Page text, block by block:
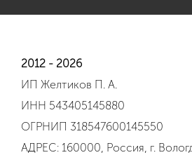
2012 - 2026
ИП Желтиков П. А.
ИНН 543405145880
ОГРНИП 318547600145550
АДРЕС: 160000, Россия, г.